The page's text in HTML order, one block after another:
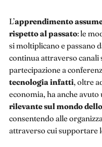
L’apprendimento
rispetto al passato: le
si moltiplicano e passano
continua attraverso canali
partecipazione a
tecnologia infatti, oltre
economia, ha anche avuto
rilevante sul mondo
consentendo alle
attraverso cui supportare